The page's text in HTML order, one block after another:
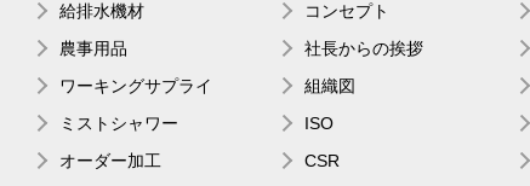
給排水機材
農事用品
ワーキングサプライ
ミストシャワー
オーダー加工
コンセプト
社長からの挨拶
組織図
ISO
CSR